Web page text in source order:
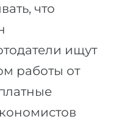
что
ищут
работы от